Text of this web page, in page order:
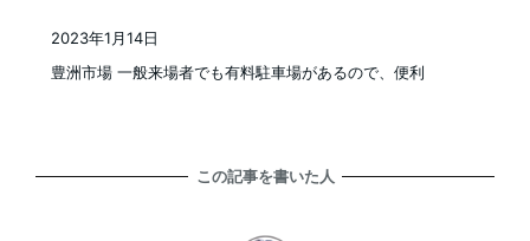
豊洲市場 一般来場者でも有料駐車場があるので、便利
2023年1月14日
この記事を書いた人